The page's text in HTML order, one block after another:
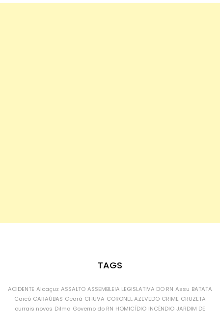
TAGS
ACIDENTE Alcaçuz ASSALTO ASSEMBLEIA LEGISLATIVA DO RN Assu BATATA
Caicó CARAÚBAS Ceará CHUVA CORONEL AZEVEDO CRIME CRUZETA
currais novos Dilma Governo do RN HOMICÍDIO INCÊNDIO JARDIM DE